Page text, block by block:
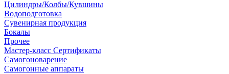
Цилиндры/Колбы/Кувшины
Водоподготовка
Сувенирная продукция
Бокалы
Прочее
Мастер-класс Сертификаты
Самогоноварение
Самогонные аппараты